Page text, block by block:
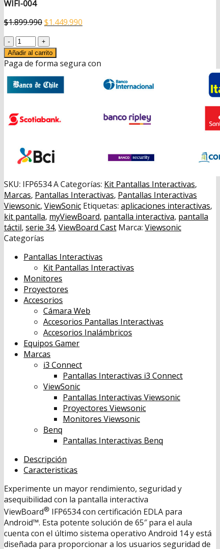
WIFI-004
$1.899.990El
original
era:
$1.899.990.
$1.449.990
$1.449.990.
Kit
Pantalla
interactiva
IFP6534
+
LB-
WIFI-
cantidad
Añadir al carrito
Paga de forma segura con
SKU: IFP6534 ACategorías: Kit Pantallas Interactivas,
Marcas, Pantallas Interactivas, Pantallas Interactivas
Viewsonic, ViewSonic Etiquetas: aplicaciones interactivas,
kit pantalla, myViewBoard, pantalla interactiva, pantalla
táctil, serie 34, ViewBoard Cast Marca: Viewsonic
Categorías
Pantallas Interactivas
Kit Pantallas Interactivas
Monitores
Proyectores
Accesorios
Cámara Web
Accesorios Pantallas Interactivas
Accesorios Inalámbricos
Equipos Gamer
Marcas
i3 Connect
Pantallas Interactivas i3 Connect
ViewSonic
Pantallas Interactivas Viewsonic
Proyectores Viewsonic
Monitores Viewsonic
Benq
Pantallas Interactivas Benq
Descripción
Caracteristicas
Experimente un mayor rendimiento, seguridad y
asequibilidad con la pantalla interactiva
ViewBoard® IFP6534 con certificación EDLA para
Android™. Esta potente solución de 65″ para el aula
cuenta con el último sistema operativo Android 14 y está
diseñada para proporcionar a los usuarios seguridad de